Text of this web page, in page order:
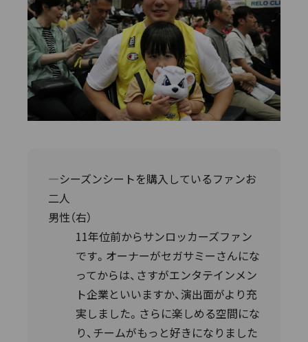
―シーズンシートを購入しているファンお
二人
男性（右）
11年位前からサンロッカーズファン
です。オーナーがセガサミーさんにな
ってからは、さすがエンタテインメン
ト企業といいますか、演出面がより充
実しました。さらに楽しめる空間にな
り、チームがもっと好きになりました